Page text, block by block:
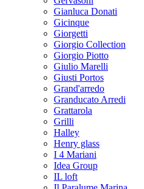
Gianluca Donati
Gicinque
Giorgetti
Giorgio Collection
Giorgio Piotto
Giulio Marelli
Giusti Portos
Grand'arredo
Granducato Arredi
Grattarola
Grilli
Halley
Henry glass
I 4 Mariani
Idea Group
IL loft